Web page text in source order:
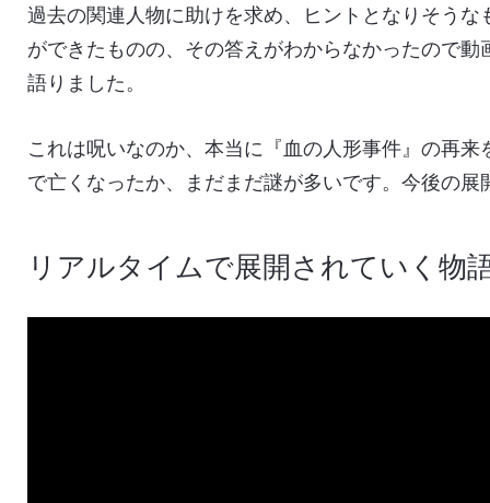
過去の関連人物に助けを求め、ヒントとなりそうな
ができたものの、その答えがわからなかったので動
語りました。
これは呪いなのか、本当に『血の人形事件』の再来
で亡くなったか、まだまだ謎が多いです。今後の展
リアルタイムで展開されていく物